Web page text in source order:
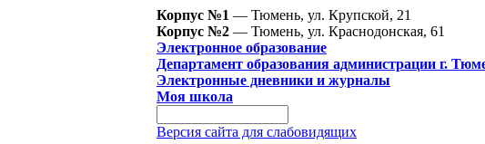
Корпус №1 — Тюмень, ул. Крупской, 21
Корпус №2 — Тюмень, ул. Краснодонская, 61
Электронное образование
Департамент образования администрации г.
Электронные дневники и журналы
Моя школа
Версия сайта для слабовидящих